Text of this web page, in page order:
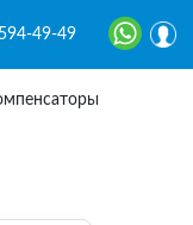
49-49